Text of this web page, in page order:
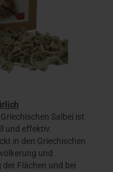
Salbei ist
und effektiv.
in den Griechischen
und
Flächen und bei